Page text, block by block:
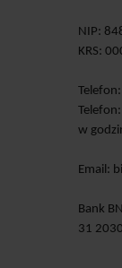
NIP:
KRS:
w
Email:
Bank
31